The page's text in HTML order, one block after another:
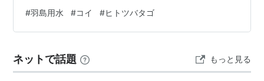
て、タニシ・ミミズ・エビ・ドジョウ
サが急激に台頭して来ている。
仕掛けは、ウキ釣り・吸い込み釣り・生きエサ釣りが主
ていませんでした。 ６月の晴れた日に行ってきました
が、日差しが強すぎちゃった日でした。 「 羽島用水ビオ
ど、 有名になる前のモネの池はとても水が澄んでいまし
た。（もう１０年以上前のことですが････） 日本各地か
#羽島用水 #コイ #ヒトツバタゴ
ネットで話題 もっと見る